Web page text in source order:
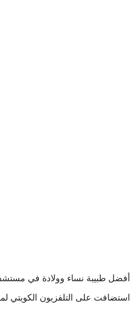
أفضل طبيبة نساء وولادة في
استضافت على التلفزيون الكويتي